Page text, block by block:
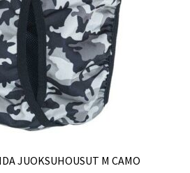
JUOKSUHOUSUT M CAMO